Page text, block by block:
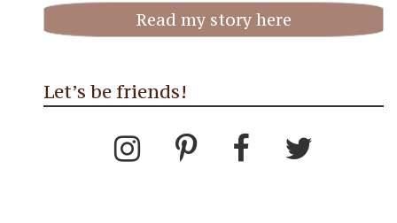
Read my story here
Let’s be friends!